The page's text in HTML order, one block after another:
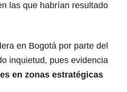
las que habrían resultado
en Bogotá por parte del
inquietud, pues evidencia
en zonas estratégicas